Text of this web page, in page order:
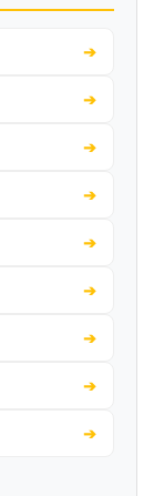
➔
➔
➔
➔
➔
➔
➔
➔
➔